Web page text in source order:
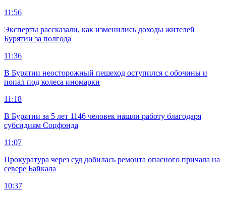
11:56
Эксперты рассказали, как изменились доходы жителей
Бурятии за полгода
11:36
В Бурятии неосторожный пешеход оступился с обочины и
попал под колеса иномарки
11:18
В Бурятии за 5 лет 1146 человек нашли работу благодаря
субсидиям Соцфонда
11:07
Прокуратура через суд добилась ремонта опасного причала на
севере Байкала
10:37